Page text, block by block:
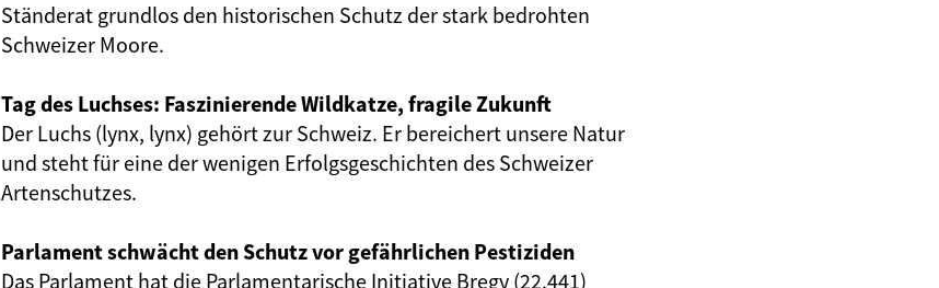
Ständerat grundlos den historischen Schutz der stark bedrohten
Schweizer Moore.
Tag des Luchses: Faszinierende Wildkatze, fragile Zukunft
Der Luchs (lynx, lynx) gehört zur Schweiz. Er bereichert unsere Natur
und steht für eine der wenigen Erfolgsgeschichten des Schweizer
Artenschutzes.
Parlament schwächt den Schutz vor gefährlichen Pestiziden
Das Parlament hat die Parlamentarische Initiative Bregy (22.441)